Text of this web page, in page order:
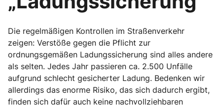
Die regelmäßigen Kontrollen im Straßenverkehr
zeigen: Verstöße gegen die Pflicht zur
ordnungsgemäßen Ladungssicherung sind alles andere
als selten. Jedes Jahr passieren ca. 2.500 Unfälle
aufgrund schlecht gesicherter Ladung. Bedenken wir
allerdings das enorme Risiko, das sich dadurch ergibt,
finden sich dafür auch keine nachvollziehbaren